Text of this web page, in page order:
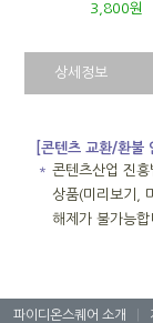
3,800원
상세정보
[콘텐츠 교환/환불
＊ 콘텐츠산업 진
상품(미리보기,
해제가 불가능합
파이디온스퀘어 소개